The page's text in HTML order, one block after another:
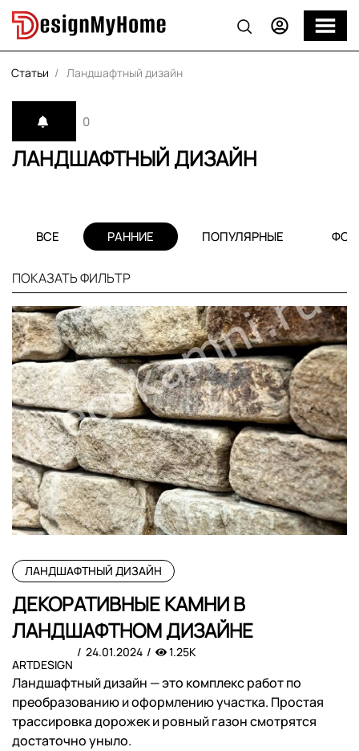
Статьи Ландшафтный дизайн
ЛАНДШАФТНЫЙ ДИЗАЙН
0
ВСЕ РАННИЕ ПОПУЛЯРНЫЕ
ПОКАЗАТЬ ФИЛЬТР
ЛАНДШАФТНЫЙ ДИЗАЙН
ДЕКОРАТИВНЫЕ КАМНИ В
ЛАНДШАФТНОМ ДИЗАЙНЕ
ARTDESIGN
24.01.2024 1.25K
Ландшафтный дизайн — это комплекс работ по
преобразованию и оформлению участка. Простая
трассировка дорожек и ровный газон смотрятся
достаточно уныло.